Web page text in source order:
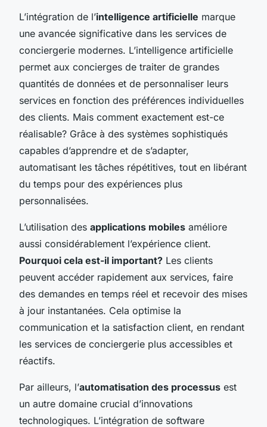
L’intégration de l’intelligence artificielle marque
une avancée significative dans les services de
conciergerie modernes. L’intelligence artificielle
permet aux concierges de traiter de grandes
quantités de données et de personnaliser leurs
services en fonction des préférences individuelles
des clients. Mais comment exactement est-ce
réalisable? Grâce à des systèmes sophistiqués
capables d’apprendre et de s’adapter,
automatisant les tâches répétitives, tout en libérant
du temps pour des expériences plus
personnalisées.
L’utilisation des applications mobiles améliore
aussi considérablement l’expérience client.
Pourquoi cela est-il important? Les clients
peuvent accéder rapidement aux services, faire
des demandes en temps réel et recevoir des mises
à jour instantanées. Cela optimise la
communication et la satisfaction client, en rendant
les services de conciergerie plus accessibles et
réactifs.
Par ailleurs, l’automatisation des processus est
un autre domaine crucial d’innovations
technologiques. L’intégration de software